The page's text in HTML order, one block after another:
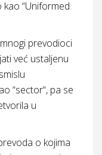
“Uniformed
prevodioci
već ustaljenu
“sector“, pa se
u
o kojima